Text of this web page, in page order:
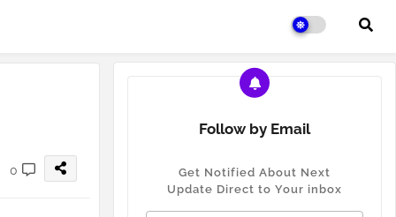
0
Follow by Email
Get Notified About Next
Update Direct to Your inbox